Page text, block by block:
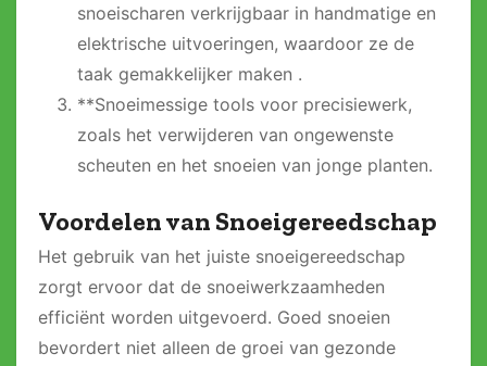
snoeischaren verkrijgbaar in handmatige en
elektrische uitvoeringen, waardoor ze de
taak gemakkelijker maken .
**Snoeimessige tools voor precisiewerk,
zoals het verwijderen van ongewenste
scheuten en het snoeien van jonge planten.
Voordelen van Snoeigereedschap
Het gebruik van het juiste snoeigereedschap
zorgt ervoor dat de snoeiwerkzaamheden
efficiënt worden uitgevoerd. Goed snoeien
bevordert niet alleen de groei van gezonde